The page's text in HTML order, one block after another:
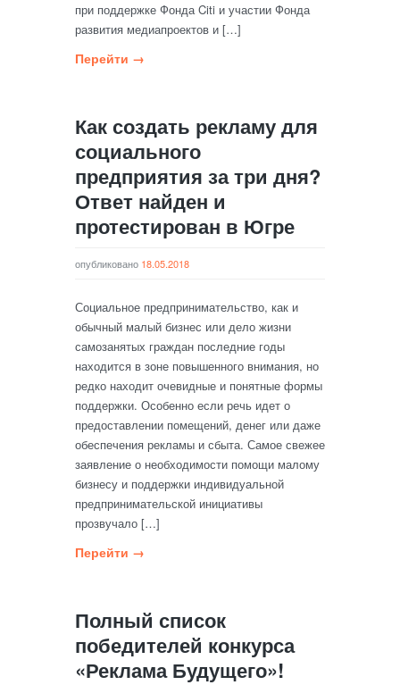
при поддержке Фонда Citi и участии Фонда
развития медиапроектов и […]
Перейти →
Как создать рекламу для
социального
предприятия за три дня?
Ответ найден и
протестирован в Югре
опубликовано 18.05.2018
Социальное предпринимательство, как и
обычный малый бизнес или дело жизни
самозанятых граждан последние годы
находится в зоне повышенного внимания, но
редко находит очевидные и понятные формы
поддержки. Особенно если речь идет о
предоставлении помещений, денег или даже
обеспечения рекламы и сбыта. Самое свежее
заявление о необходимости помощи малому
бизнесу и поддержки индивидуальной
предпринимательской инициативы
прозвучало […]
Перейти →
Полный список
победителей конкурса
«Реклама Будущего»!